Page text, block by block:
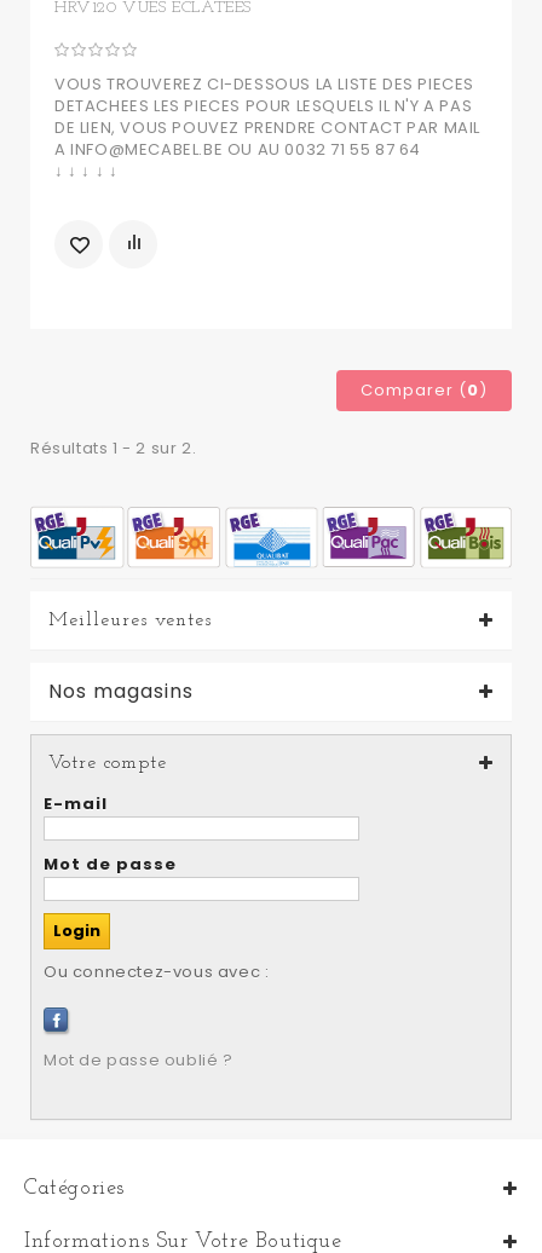
HRV120 VUES ECLATEES
VOUS TROUVEREZ CI-DESSOUS LA LISTE DES PIECES
DETACHEES LES PIECES POUR LESQUELS IL N'Y A PAS
DE LIEN, VOUS POUVEZ PRENDRE CONTACT PAR MAIL
A INFO@MECABEL.BE OU AU 0032 71 55 87 64
↓ ↓ ↓ ↓ ↓
Comparer (0)
Résultats 1 - 2 sur 2.
Meilleures ventes
Nos magasins
Votre compte
E-mail
Mot de passe
Ou connectez-vous avec :
Mot de passe oublié ?
Catégories
Informations Sur Votre Boutique